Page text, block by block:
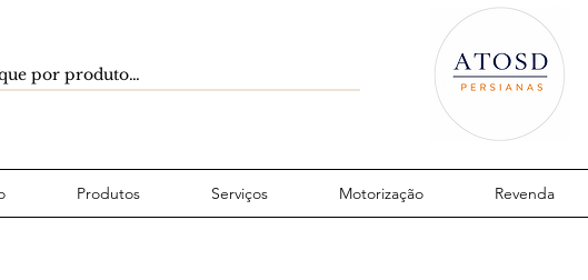
Produtos Serviços Motorização Revenda